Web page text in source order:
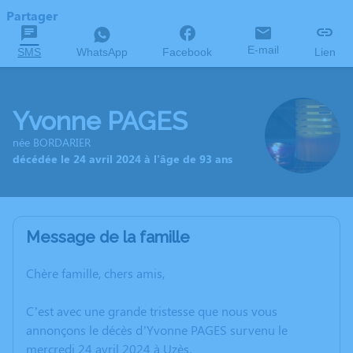
Partager
SMS WhatsApp Facebook E-mail Lien
Yvonne PAGES
née BORDARIER
décédée le 24 avril 2024 à l'âge de 93 ans
Message de la famille
Chère famille, chers amis,
C’est avec une grande tristesse que nous vous
annonçons le décès d’Yvonne PAGES survenu le
mercredi 24 avril 2024 à Uzès.